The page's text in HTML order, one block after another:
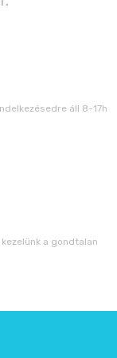
áll 8-17h
a gondtalan